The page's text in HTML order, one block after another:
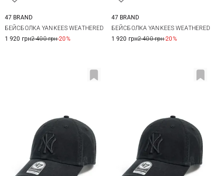
47 BRAND
БЕЙСБОЛКА YANKEES WEATHERED
1 920 грн2 400 грн-20%
47 BRAND
БЕЙСБОЛКА YANKEES WEATHERED
1 920 грн2 400 грн-20%